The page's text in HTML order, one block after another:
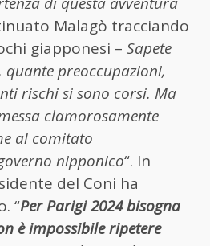
Malagò tracciando
giapponesi – Sapete
preoccupazioni,
rischi si sono corsi. Ma
clamorosamente
al comitato
nipponico“. In
del Coni ha
“Per Parigi 2024 bisogna
è impossibile ripetere